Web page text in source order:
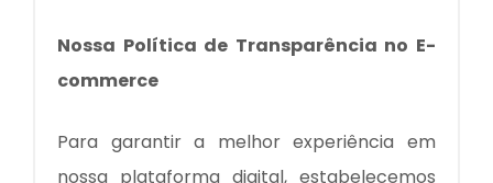
Nossa Política de Transparência no E-
commerce
Para garantir a melhor experiência em
nossa plataforma digital, estabelecemos